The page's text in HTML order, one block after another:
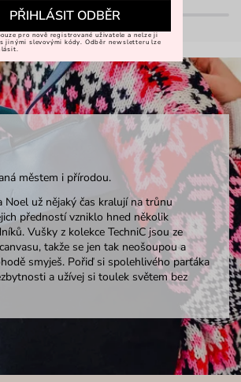
městem i přírodou.
Noel už nějaký čas kralují na trůnu
předností vzniklo hned několik
Vušky z kolekce TechniC jsou ze
takže se jen tak neošoupou a
smyješ. Pořiď si spolehlivého parťáka
a užívej si toulek světem bez
PŘIHLÁSIT ODBĚR
pro nově registrované uživatele a nelze ji
jinými slevovými kódy. Odběr newsletteru lze